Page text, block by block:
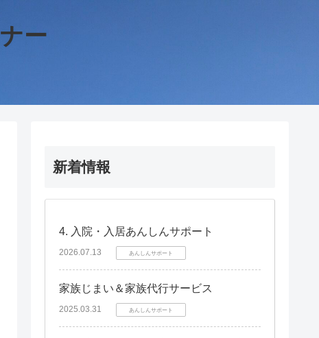
ー
新着情報
4. 入院・入居あんしんサポート
2026.07.13 あんしんサポート
家族じまい＆家族代行サービス
2025.03.31 あんしんサポート